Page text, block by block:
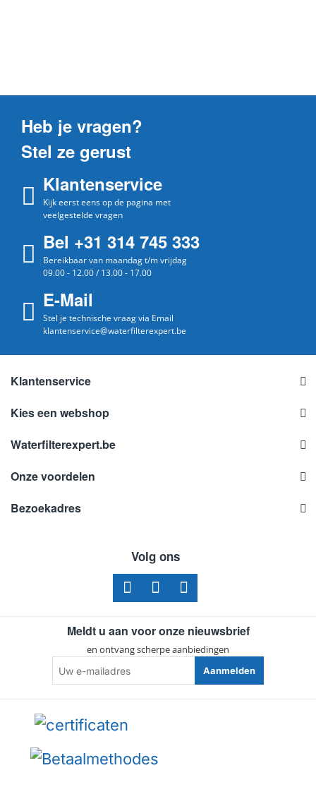
Heb je vragen?
Stel ze gerust
Klantenservice
Kijk eerst eens op de pagina met
veelgestelde vragen
Bel +31 314 745 333
Bereikbaar van maandag t/m vrijdag
09.00 - 12.00 / 13.00 - 17.00
E-Mail
Stel je technische vraag via Email
klantenservice@waterfilterexpert.be
Klantenservice
Kies een webshop
Waterfilterexpert.be
Onze voordelen
Bezoekadres
Volg ons
Meldt u aan voor onze nieuwsbrief
en ontvang scherpe aanbiedingen
e-
mailadres
Aanmelden